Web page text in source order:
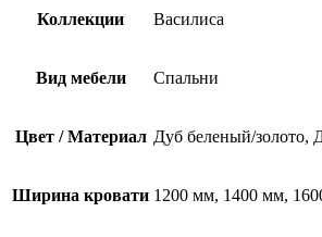
Коллекции Василиса
Вид мебели Спальни
Цвет / Материал Дуб беленый/золото,
Ширина кровати 1200 мм, 1400 мм,